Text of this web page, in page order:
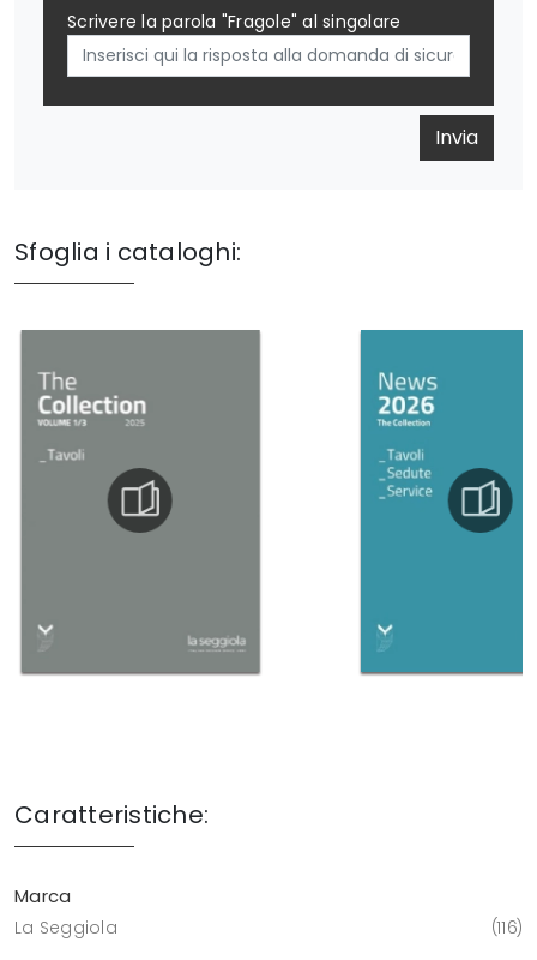
Scrivere la parola "Fragole" al singolare
Invia
Sfoglia i cataloghi:
Caratteristiche:
Marca
La Seggiola 116